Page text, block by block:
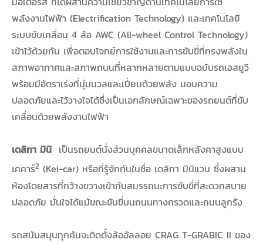
พลังงานไฟฟ้า (Electrification Technology) และเทคโนโลยี
ระบบขับเคลื่อน 4 ล้อ AWC (All-wheel Control Technology)
เข้าไว้ด้วยกัน เพื่อตอบโจทย์การใช้งานและการขับขี่ที่ทรงพลังใน
สภาพอากาศและสภาพถนนที่หลากหลายตามแบบฉบับรถเอสยูวี
พร้อมมีอัตราเร่งที่นุ่มนวลและเปี่ยมด้วยพลัง มอบความ
ปลอดภัยและไว้วางใจได้ซึ่งเป็นเอกลักษณ์เฉพาะของรถยนต์ที่ขับ
เคลื่อนด้วยพลังงานไฟฟ้า
เดลิกา มินิ เป็นรถยนต์นั่งส่วนบุคคลขนาดเล็กหลังคาสูงแบบ
เคคาร์2 (Kei-car) หรือที่รู้จักกันในชื่อ เดลิกา มินิแวน ซึ่งผสาน
ห้องโดยสารที่กว้างขวางเข้ากับสมรรถนะการขับขี่ที่สะดวกสบาย
ปลอดภัย มั่นใจได้แม้ขณะขับขี่บนถนนทางกรวดและถนนลูกรัง
รถสนับสนุนทุกคันจะติดตั้งล้ออัลลอย CRAG T-GRABIC II ของ